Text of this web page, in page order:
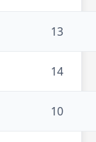
13
14
10